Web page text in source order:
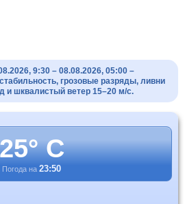
9:30 – 08.08.2026, 05:00 –
грозовые разряды, ливни
и шквалистый ветер 15–20 м/с.
C
Погода на 23:50